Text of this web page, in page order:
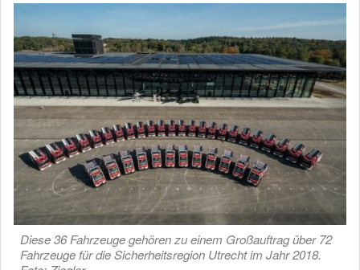
Diese 36 Fahrzeuge gehören zu einem Großauftrag über 72
Fahrzeuge für die Sicherheitsregion Utrecht im Jahr 2018.